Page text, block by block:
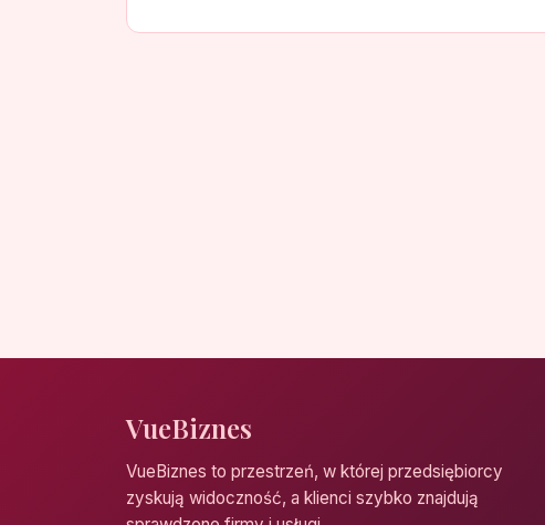
VueBiznes
VueBiznes to przestrzeń, w której przedsiębiorcy
zyskują widoczność, a klienci szybko znajdują